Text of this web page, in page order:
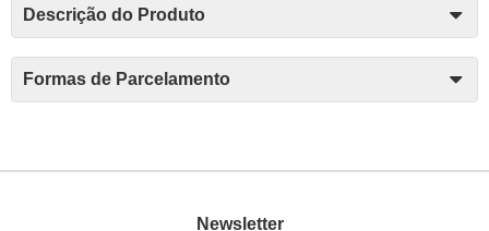
Descrição do Produto
Formas de Parcelamento
Newsletter